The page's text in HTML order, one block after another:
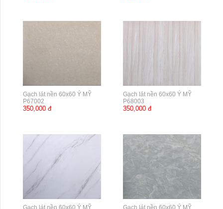
Gạch lát nền 60x60 Ý MỸ
P67002
350,000 đ
Gạch lát nền 60x60 Ý MỸ
P68003
350,000 đ
Gạch lát nền 60x60 Ý MỸ
Gạch lát nền 60x60 Ý MỸ